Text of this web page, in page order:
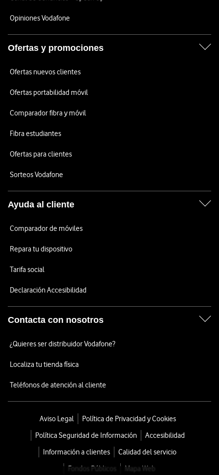
Opiniones Vodafone
Ofertas y promociones
Ofertas nuevos clientes
Ofertas portabilidad móvil
Comparador fibra y móvil
Fibra estudiantes
Ofertas para clientes
Sorteos Vodafone
Ayuda al cliente
Comparador de móviles
Repara tu dispositivo
Tarifa social
Declaración Accesibilidad
Contacta con nosotros
¿Quieres ser distribuidor Vodafone?
Localiza tu tienda física
Teléfonos de atención al cliente
Aviso Legal
Política de Privacidad y Cookies
Política Seguridad de Información
Accesibilidad
Información a clientes
Calidad del servicio
Fondos Públicos
Mapa Web